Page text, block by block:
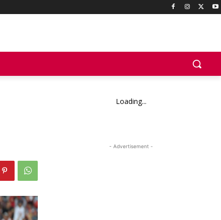
Loading...
- Advertisement -